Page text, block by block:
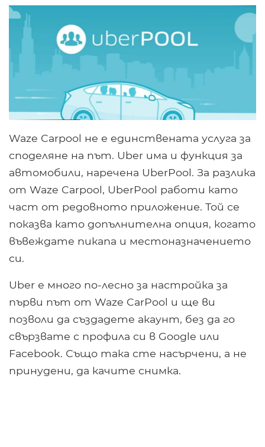
Waze Carpool не е единствената услуга за
споделяне на път. Uber има и функция за
автомобили, наречена UberPool. За разлика
от Waze Carpool, UberPool работи като
част от редовното приложение. Той се
показва като допълнителна опция, когато
въвеждате пикапа и местоназначението
си.
Uber е много по-лесно за настройка за
първи път от Waze CarPool и ще ви
позволи да създадете акаунт, без да го
свързвате с профила си в Google или
Facebook. Също така сте насърчени, а не
принудени, да качите снимка.